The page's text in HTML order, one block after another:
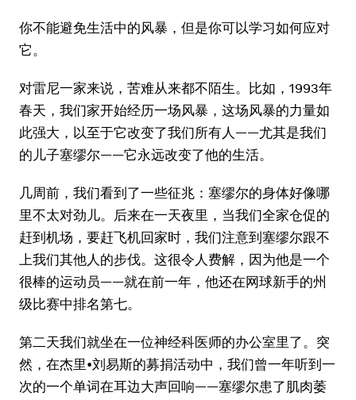
你不能避免生活中的风暴，但是你可以学习如何应对
它。
对雷尼一家来说，苦难从来都不陌生。比如，1993年
春天，我们家开始经历一场风暴，这场风暴的力量如
此强大，以至于它改变了我们所有人——尤其是我们
的儿子塞缪尔——它永远改变了他的生活。
几周前，我们看到了一些征兆：塞缪尔的身体好像哪
里不太对劲儿。后来在一天夜里，当我们全家仓促的
赶到机场，要赶飞机回家时，我们注意到塞缪尔跟不
上我们其他人的步伐。这很令人费解，因为他是一个
很棒的运动员——就在前一年，他还在网球新手的州
级比赛中排名第七。
第二天我们就坐在一位神经科医师的办公室里了。突
然，在杰里•刘易斯的募捐活动中，我们曾一年听到一
次的一个单词在耳边大声回响——塞缪尔患了肌肉萎